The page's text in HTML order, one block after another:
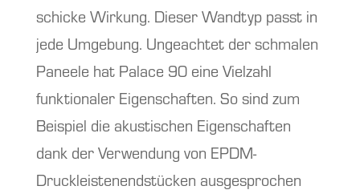
schicke Wirkung. Dieser Wandtyp passt in
jede Umgebung. Ungeachtet der schmalen
Paneele hat Palace 90 eine Vielzahl
funktionaler Eigenschaften. So sind zum
Beispiel die akustischen Eigenschaften
dank der Verwendung von EPDM-
Druckleistenendstücken ausgesprochen